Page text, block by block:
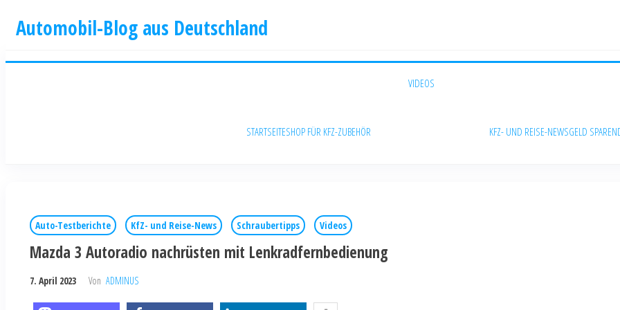
Automobil-Blog aus Deutschland
STARTSEITESHOP FÜR KFZ-ZUBEHÖR
VIDEOS
KFZ- UND REISE-NEWSGELD SPAREN
Auto-Testberichte KfZ- und Reise-News Schraubertipps Videos
Mazda 3 Autoradio nachrüsten mit Lenkradfernbedienung
7. April 2023 Von ADMINUS